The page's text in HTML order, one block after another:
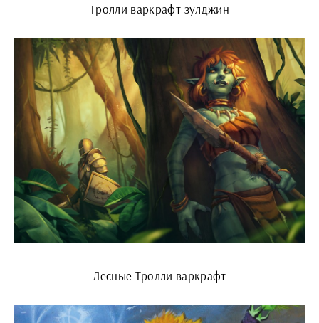
Тролли варкрафт зулджин
Лесные Тролли варкрафт